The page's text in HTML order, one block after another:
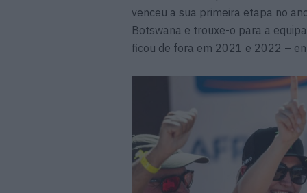
venceu a sua primeira etapa no
Botswana e trouxe-o para a
ficou de fora em 2021 e 2022 –